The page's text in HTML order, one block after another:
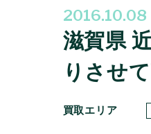
2016.10.08
滋賀県
りさせ
買取エリア